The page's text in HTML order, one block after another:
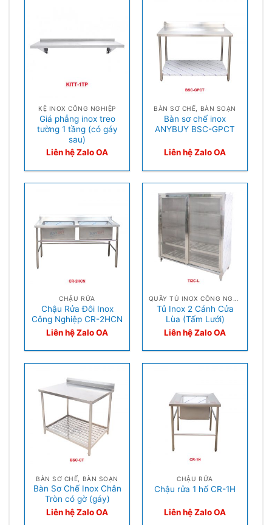
KỆ INOX CÔNG NGHIỆP
Giá phẳng inox treo
tường 1 tầng (có gáy
sau)
Liên hệ Zalo OA
BÀN SƠ CHẾ, BÀN SOẠN
Bàn sơ chế inox
ANYBUY BSC-GPCT
Liên hệ Zalo OA
CHẬU RỬA
Chậu Rửa Đôi Inox
Công Nghiệp CR-2HCN
Liên hệ Zalo OA
Tủ Inox 2 Cánh Cửa
Lùa (Tấm Lưới)
Liên hệ Zalo OA
BÀN SƠ CHẾ, BÀN SOẠN
Bàn Sơ Chế Inox Chân
Tròn có gờ (gáy)
Liên hệ Zalo OA
CHẬU RỬA
Chậu rửa 1 hố CR-1H
Liên hệ Zalo OA